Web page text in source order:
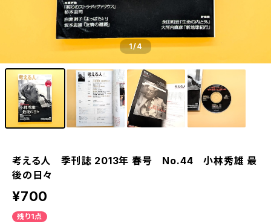
1/4
考える人 季刊誌 2013年 春号 No.44 小林秀雄 最
後の日々
¥700
残り1点